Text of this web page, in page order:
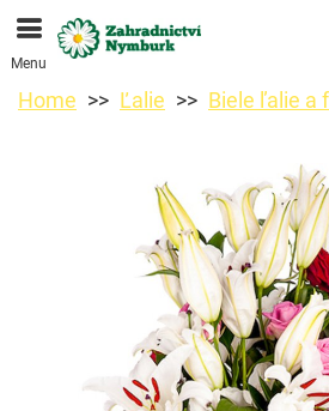
Objednávky prijímame
Najskorší možný termín
Menu
Home Ľalie Biele ľalie a